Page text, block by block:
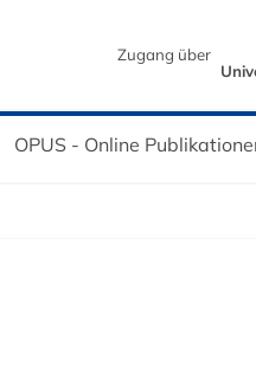
Zugang über
OPUS - Online